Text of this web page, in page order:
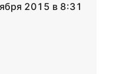
2015 в 8:31